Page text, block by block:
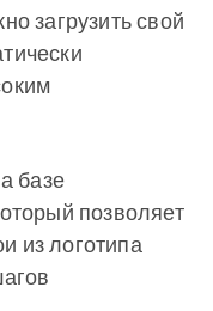
загрузить свой
базе
позволяет
из логотипа